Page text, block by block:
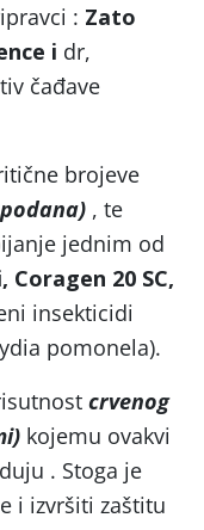
: Zato
i dr,
čađave
brojeve
, te
jednim od
20 SC,
insekticidi
pomonela).
crvenog
kojemu ovakvi
. Stoga je
i izvršiti zaštitu